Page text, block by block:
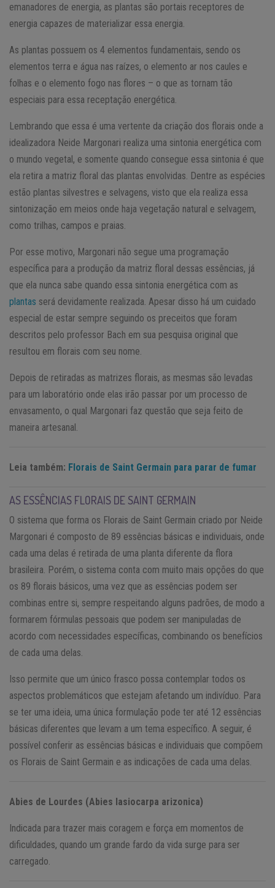
emanadores de energia, as plantas são portais receptores de
energia capazes de materializar essa energia.
As plantas possuem os 4 elementos fundamentais, sendo os
elementos terra e água nas raízes, o elemento ar nos caules e
folhas e o elemento fogo nas flores – o que as tornam tão
especiais para essa receptação energética.
Lembrando que essa é uma vertente da criação dos florais onde a
idealizadora Neide Margonari realiza uma sintonia energética com
o mundo vegetal, e somente quando consegue essa sintonia é que
ela retira a matriz floral das plantas envolvidas. Dentre as espécies
estão plantas silvestres e selvagens, visto que ela realiza essa
sintonização em meios onde haja vegetação natural e selvagem,
como trilhas, campos e praias.
Por esse motivo, Margonari não segue uma programação
específica para a produção da matriz floral dessas essências, já
que ela nunca sabe quando essa sintonia energética com as
plantas será devidamente realizada. Apesar disso há um cuidado
especial de estar sempre seguindo os preceitos que foram
descritos pelo professor Bach em sua pesquisa original que
resultou em florais com seu nome.
Depois de retiradas as matrizes florais, as mesmas são levadas
para um laboratório onde elas irão passar por um processo de
envasamento, o qual Margonari faz questão que seja feito de
maneira artesanal.
Leia também: Florais de Saint Germain para parar de fumar
AS ESSÊNCIAS FLORAIS DE SAINT GERMAIN
O sistema que forma os Florais de Saint Germain criado por Neide
Margonari é composto de 89 essências básicas e individuais, onde
cada uma delas é retirada de uma planta diferente da flora
brasileira. Porém, o sistema conta com muito mais opções do que
os 89 florais básicos, uma vez que as essências podem ser
combinas entre si, sempre respeitando alguns padrões, de modo a
formarem fórmulas pessoais que podem ser manipuladas de
acordo com necessidades específicas, combinando os benefícios
de cada uma delas.
Isso permite que um único frasco possa contemplar todos os
aspectos problemáticos que estejam afetando um indivíduo. Para
se ter uma ideia, uma única formulação pode ter até 12 essências
básicas diferentes que levam a um tema específico. A seguir, é
possível conferir as essências básicas e individuais que compõem
os Florais de Saint Germain e as indicações de cada uma delas.
Abies de Lourdes (Abies lasiocarpa arizonica)
Indicada para trazer mais coragem e força em momentos de
dificuldades, quando um grande fardo da vida surge para ser
carregado.